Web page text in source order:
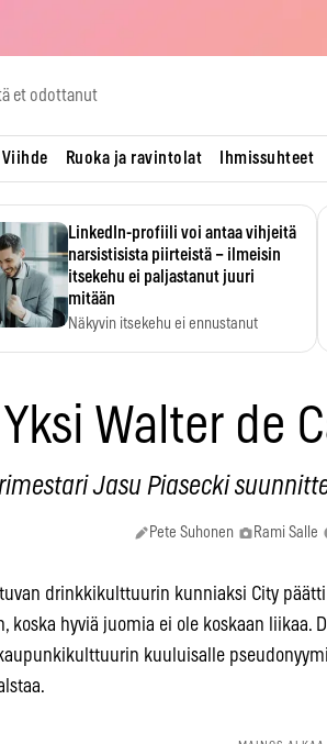
et odottanut
Viihde Ruoka ja ravintolat Ihmissuhteet
LinkedIn-profiili voi antaa vihjeitä
narsistisista piirteistä – ilmeisin
itsekehu ei paljastanut juuri
mitään
Näkyvin itsekehu ei ennustanut
Yksi Walter de
Jasu Piasecki
Pete Suhonen Rami Salle
drinkkikulttuurin kunniaksi City
koska hyviä juomia ei ole koskaan liikaa.
kuuluisalle